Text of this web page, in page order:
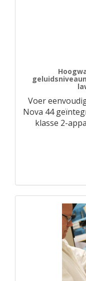
Voer
Nova 44
klasse 2-